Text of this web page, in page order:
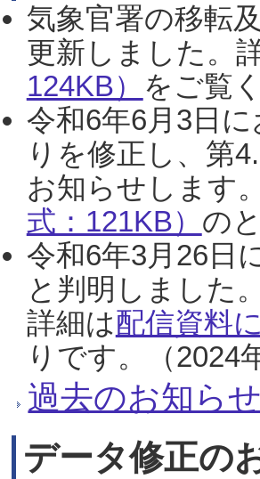
気象官署の移転
更新しました。
124KB） をご覧
令和6年6月3日
りを修正し、第
お知らせします
式：121KB） の
令和6年3月26日
と判明しました
詳細は配信資料
りです。（2024
過去のお知らせ
データ修正の